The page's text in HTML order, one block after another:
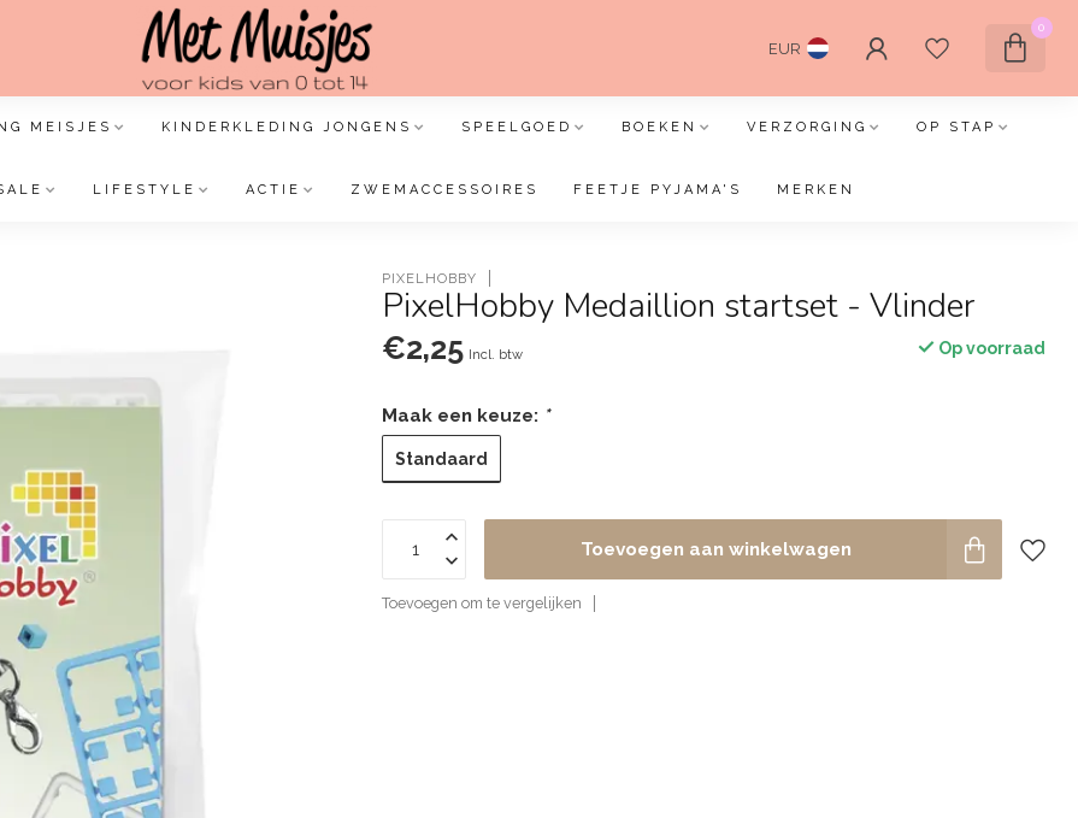
EUR
0
MEISJES KINDERKLEDING JONGENS SPEELGOED BOEKEN VERZORGING OP STAP
LIFESTYLE ACTIE ZWEMACCESSOIRES FEETJE PYJAMA'S MERKEN
PIXELHOBBY
PixelHobby Medaillion startset - Vlinder
€2,25 Incl. btw Op voorraad
Maak een keuze: *
Standaard
Toevoegen aan winkelwagen
Toevoegen om te vergelijken